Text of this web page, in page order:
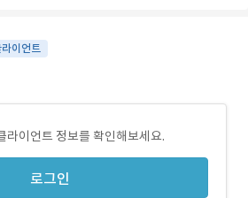
라이언트
라이언트 정보를 확인해보세요.
로그인